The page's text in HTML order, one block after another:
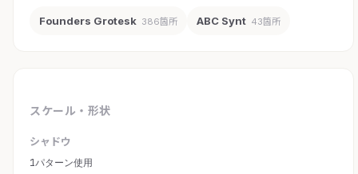
Founders Grotesk 386箇所 ABC Synt 43箇所
スケール・形状
シャドウ
1パターン使用